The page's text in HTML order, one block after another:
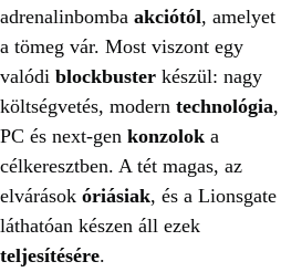
adrenalinbomba akciótól, amelyet
a tömeg vár. Most viszont egy
valódi blockbuster készül: nagy
költségvetés, modern technológia,
PC és next-gen konzolok a
célkeresztben. A tét magas, az
elvárások óriásiak, és a Lionsgate
láthatóan készen áll ezek
teljesítésére.